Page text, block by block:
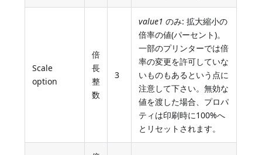
Scale
option
倍
長
整
数
3
value1 のみ: 拡大縮小の
倍率の値(パーセント)。
一部のプリンターでは倍
率の変更を許可していな
いものもあるという点に
注意して下さい。無効な
値を渡した場合、プロパ
ティは印刷時に100%へ
とリセットされます。